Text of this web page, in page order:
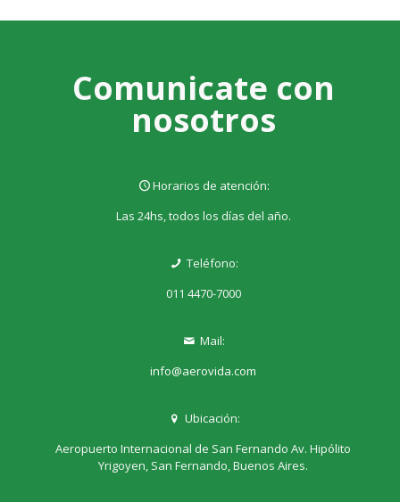
Comunicate con
nosotros
Horarios de atención:
Las 24hs, todos los días del año.
Teléfono:
011 4470-7000
Mail:
info@aerovida.com
Ubicación:
Aeropuerto Internacional de San Fernando Av. Hipólito
Yrigoyen, San Fernando, Buenos Aires.